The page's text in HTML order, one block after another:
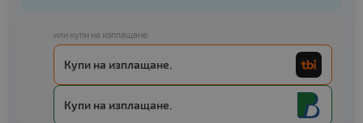
или купи на изплащане:
Купи на изплащане.
Купи на изплащане.